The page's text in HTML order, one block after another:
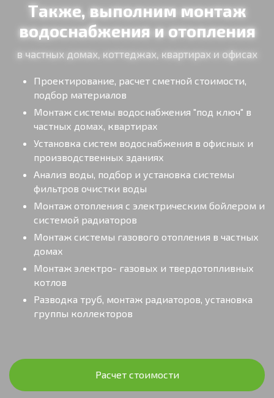
Также, выполним монтаж
водоснабжения и отопления
в частных домах, коттеджах, квартирах и офисах
Проектирование, расчет сметной стоимости,
подбор материалов
Монтаж системы водоснабжения "под ключ" в
частных домах, квартирах
Установка систем водоснабжения в офисных и
производственных зданиях
Анализ воды, подбор и установка системы
фильтров очистки воды
Монтаж отопления с электрическим бойлером и
системой радиаторов
Монтаж системы газового отопления в частных
домах
Монтаж электро- газовых и твердотопливных
котлов
Разводка труб, монтаж радиаторов, установка
группы коллекторов
Расчет стоимости